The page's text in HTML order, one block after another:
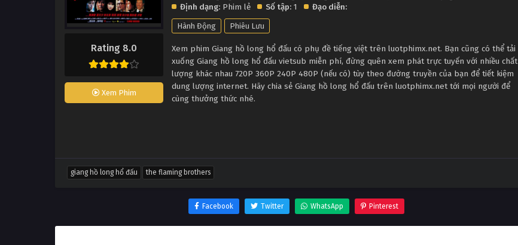
Rating 8.0
Xem Phim
Định dạng: Phim lẻ Số tập: 1 Đạo diễn:
Hành Động Phiêu Lưu
Xem phim Giang hồ long hổ đấu có phụ đề tiếng việt trên luotphimx.net. Bạn cũng có thể tải
xuống Giang hồ long hổ đấu vietsub miễn phí, đừng quên xem phát trực tuyến với nhiều chất
lượng khác nhau 720P 360P 240P 480P (nếu có) tùy theo đường truyền của bạn để tiết kiệm
dung lượng internet. Hãy chia sẻ Giang hồ long hổ đấu trên luotphimx.net tới mọi người để
cùng thưởng thức nhé.
giang hồ long hổ đấu the flaming brothers
Facebook Twitter WhatsApp Pinterest